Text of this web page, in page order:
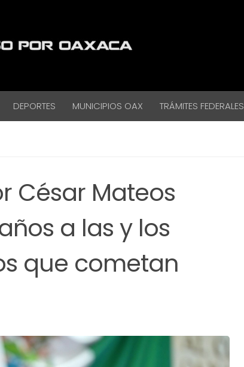
DEPORTES MUNICIPIOS OAX TRÁMITES FEDERALES
César Mateos
a las y los
que cometan